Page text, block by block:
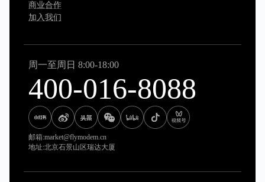
商业合作
加入我们
周一至周日 8:00-18:00
400-016-8088
邮箱:market@flymodem.cn
地址:北京石景山区瑞达大厦